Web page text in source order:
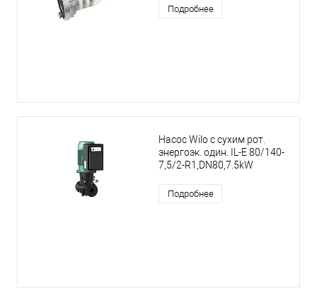
Подробнее
Насос Wilo с сухим рот.
энергоэк. один. IL-E 80/140-
7,5/2-R1,DN80,7.5kW
Подробнее